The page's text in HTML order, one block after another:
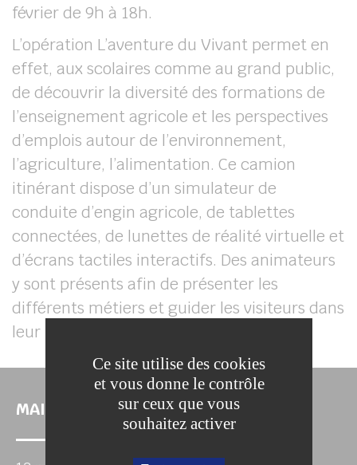
février de 9h à 18h.
L’opération L’aventure du Vivant permet en
effet, aux scolaires comme au grand public,
de découvrir la diversité des formations de
l’enseignement agricole et les perspectives
d’emplois autour de l’environnement,
l’agriculture, l’alimentation. Ce camion
itinérant dispose d’un simulateur de
conduite d’engin agricole, de tablettes
connectées, de lunettes de réalité virtuelle et
d’écrans tactiles interactifs. Des animateurs
y sont présents afin de présenter les
différents métiers et guider les visiteurs dans
leur (ré)orientation.
MAIRIE DE COULOMMIERS
Ce site utilise des cookies
et vous donne le contrôle
sur ceux que vous
souhaitez activer